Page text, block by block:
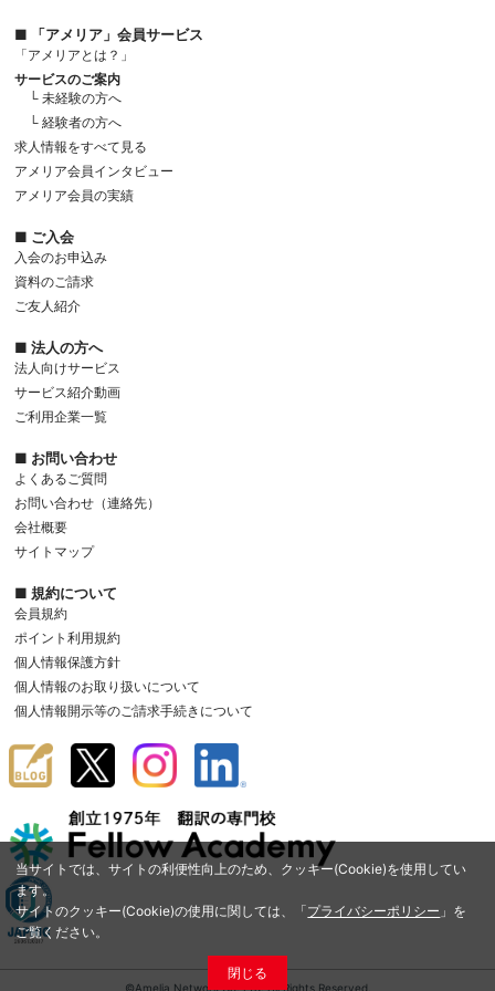
当サイトでは、サイトの利便性向上のため、クッキー(Cookie)を使用してい
ます。
サイトのクッキー(Cookie)の使用に関しては、「プライバシーポリシー 」を
ご覧ください。
閉じる
■ 「アメリア」会員サービス
「アメリアとは？」
サービスのご案内
└ 未経験の方へ
└ 経験者の方へ
求人情報をすべて見る
アメリア会員インタビュー
アメリア会員の実績
■ ご入会
入会のお申込み
資料のご請求
ご友人紹介
■ 法人の方へ
法人向けサービス
サービス紹介動画
ご利用企業一覧
■ お問い合わせ
よくあるご質問
お問い合わせ（連絡先）
会社概要
サイトマップ
■ 規約について
会員規約
ポイント利用規約
個人情報保護方針
個人情報のお取り扱いについて
個人情報開示等のご請求手続きについて
©Amelia Network Co.,Ltd. All Rights Reserved.